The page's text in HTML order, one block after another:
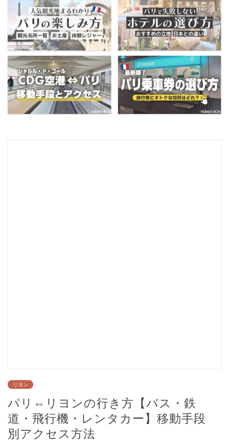
リヨン
パリ⇔リヨンの行き方【バス・鉄
道・飛行機・レンタカー】移動手段
別アクセス方法